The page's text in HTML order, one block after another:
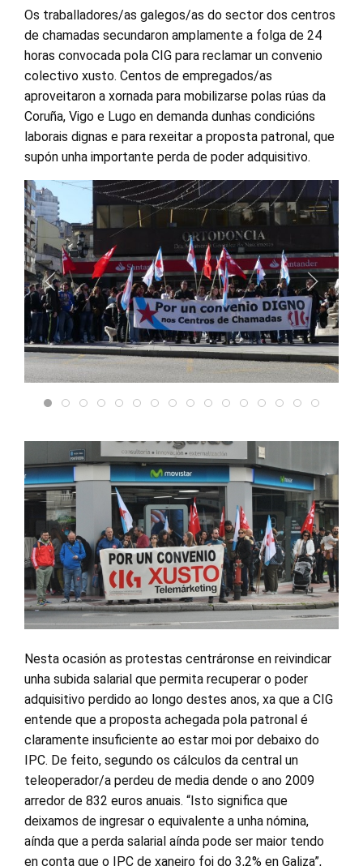
Os traballadores/as galegos/as do sector dos centros
de chamadas secundaron amplamente a folga de 24
horas convocada pola CIG para reclamar un convenio
colectivo xusto. Centos de empregados/as
aproveitaron a xornada para mobilizarse polas rúas da
Coruña, Vigo e Lugo en demanda dunhas condicións
laborais dignas e para rexeitar a proposta patronal, que
supón unha importante perda de poder adquisitivo.
Nesta ocasión as protestas centráronse en reivindicar
unha subida salarial que permita recuperar o poder
adquisitivo perdido ao longo destes anos, xa que a CIG
entende que a proposta achegada pola patronal é
claramente insuficiente ao estar moi por debaixo do
IPC. De feito, segundo os cálculos da central un
teleoperador/a perdeu de media dende o ano 2009
arredor de 832 euros anuais. “Isto significa que
deixamos de ingresar o equivalente a unha nómina,
aínda que a perda salarial aínda pode ser maior tendo
en conta que o IPC de xaneiro foi do 3,2% en Galiza”,